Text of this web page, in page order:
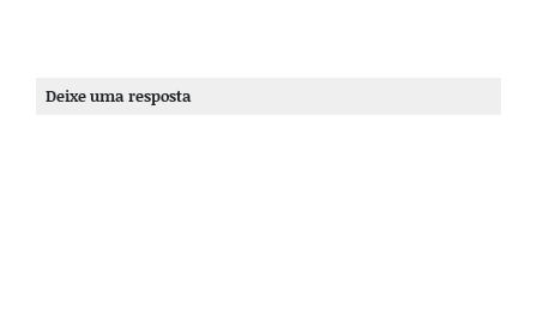
Deixe uma resposta